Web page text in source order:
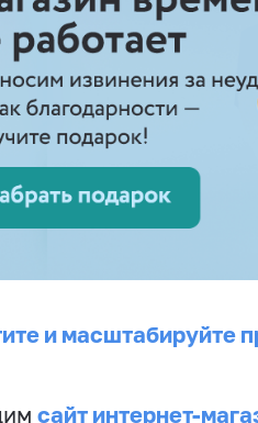
и масштабируйте
сайт интернет-